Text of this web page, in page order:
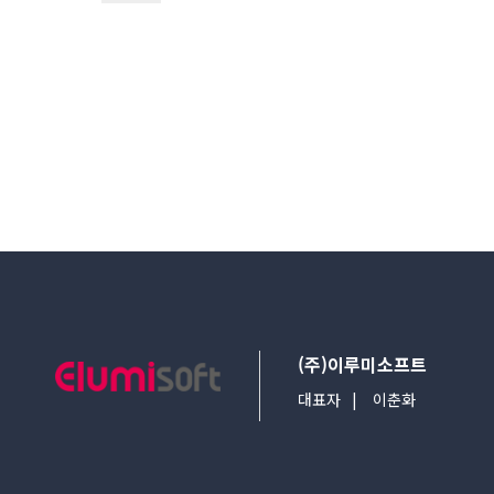
(주)이루미소프트
대표자 이춘화